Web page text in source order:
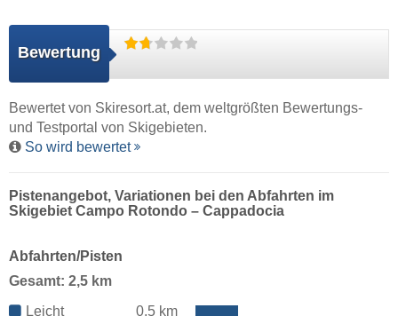
Bewertung
Bewertet von Skiresort.at, dem weltgrößten Bewertungs-
und Testportal von Skigebieten.
So wird bewertet
Pistenangebot, Variationen bei den Abfahrten im
Skigebiet Campo Rotondo – Cappadocia
Abfahrten/Pisten
Gesamt: 2,5 km
Leicht
0,5 km